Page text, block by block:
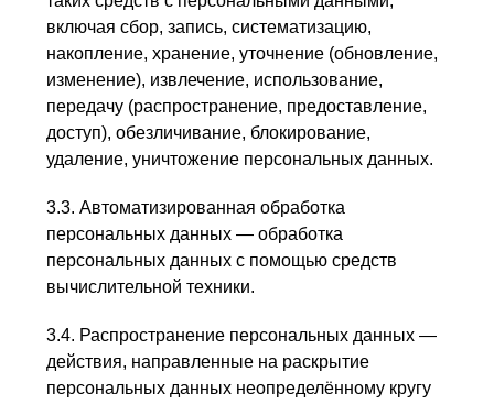
включая сбор, запись, систематизацию,
накопление, хранение, уточнение (обновление,
изменение), извлечение, использование,
передачу (распространение, предоставление,
доступ), обезличивание, блокирование,
удаление, уничтожение персональных данных.
3.3. Автоматизированная обработка
персональных данных — обработка
персональных данных с помощью средств
вычислительной техники.
3.4. Распространение персональных данных —
действия, направленные на раскрытие
персональных данных неопределённому кругу